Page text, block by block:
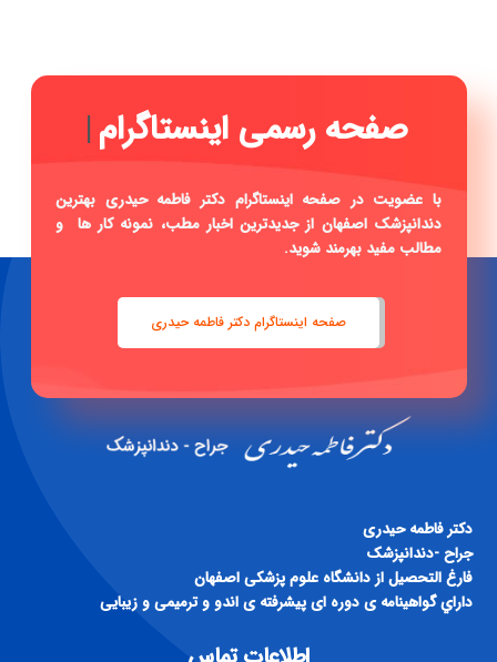
صفحه رسمی اینستاگرام دکتر
فاطمه
|
دندانپزشک اصفهان از جدیدترین اخبار مطب، نمونه کار ها و
مطالب مفید بهرمند شوید.
صفحه اینستاگرام دکتر فاطمه حیدری
دكتر فاطمه حيدری
فارغ التحصيل از دانشگاه علوم پزشكی اصفهان